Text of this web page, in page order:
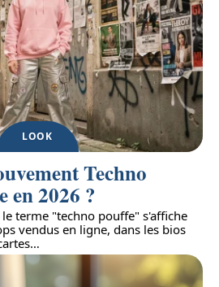
LOOK
Techno
en 2026 ?
terme "techno pouffe" s'affiche
vendus en ligne, dans les bios
…